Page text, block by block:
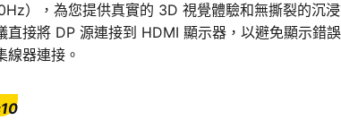
），為您提供真實的 3D 視覺體驗和無撕裂的沉
直接將 DP 源連接到 HDMI 顯示器，以避免顯示錯
線器連接。
10